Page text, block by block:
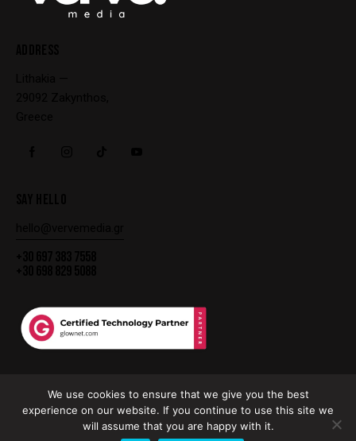
TERMS AND CONDITIONS COOKIES POLICY PRIVACY POLICY
We use cookies to ensure that we give you the best
experience on our website. If you continue to use this site we
will assume that you are happy with it.